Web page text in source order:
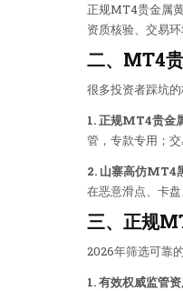
正规MT4贵金属
资质核验、交易
二、MT4
很多投资者踩坑
1. 正规MT4贵金
管，专款专用；
2. 山寨高仿MT4
在恶意滑点、卡
三、正规
2026年筛选可靠
1. 有效权威监管